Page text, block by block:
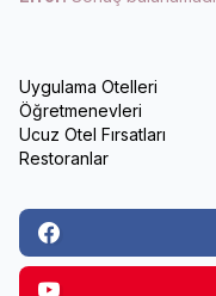
Uygulama Otelleri
Öğretmenevleri
Ucuz Otel Fırsatları
Restoranlar